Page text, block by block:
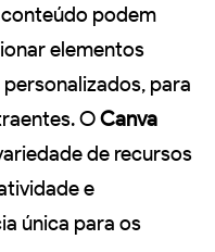
podem
elementos
para
OCanva
de recursos
e
única para os